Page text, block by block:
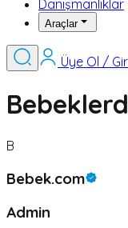
Danışmanlıklar
Araçlar
Üye Ol /
B
Bebek.com
Admin